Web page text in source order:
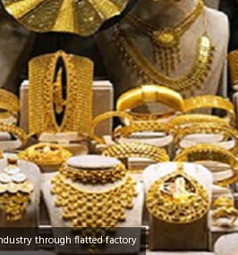
through flatted factory